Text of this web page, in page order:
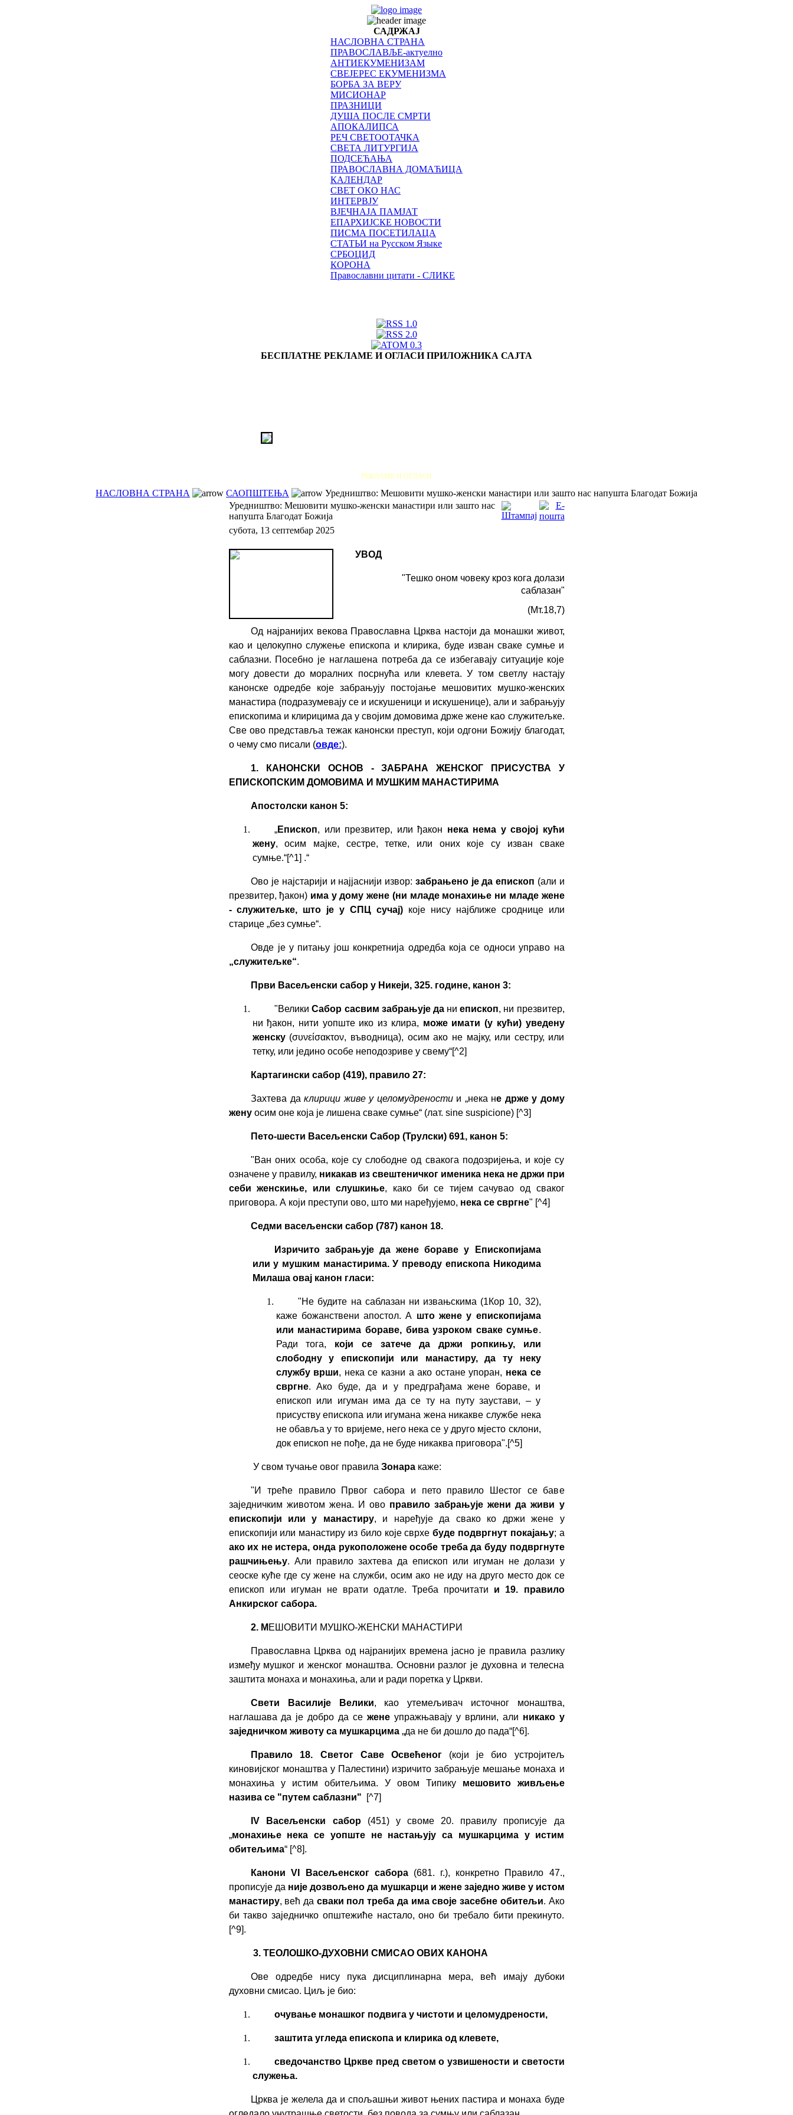
САДРЖАЈ
НАСЛОВНА СТРАНА
ПРАВОСЛАВЉЕ-актуелно
АНТИЕКУМЕНИЗАМ
СВЕЈЕРЕС ЕКУМЕНИЗМА
БОРБА ЗА ВЕРУ
МИСИОНАР
ПРАЗНИЦИ
ДУША ПОСЛЕ СМРТИ
АПОКАЛИПСА
РЕЧ СВЕТООТАЧКА
СВЕТА ЛИТУРГИЈА
ПОДСЕЋАЊА
ПРАВОСЛАВНА ДОМАЋИЦА
КАЛЕНДАР
СВЕТ ОКО НАС
ИНТЕРВЈУ
ВЈЕЧНАЈА ПАМЈАТ
ЕПАРХИЈСКЕ НОВОСТИ
ПИСМА ПОСЕТИЛАЦА
СТАТЬИ на Русском Языке
СРБОЦИД
КОРОНА
Православни цитати - СЛИКЕ
БЕСПЛАТНЕ РЕКЛАМЕ И ОГЛАСИ ПРИЛОЖНИКА САЈТА
РЕКЛАМЕ И ОГЛАСИ
НАСЛОВНА СТРАНА САОПШТЕЊА
Уредништво: Мешовити мушко-женски манастири или зашто нас напушта Благодат Божија
Уредништво: Мешовити мушко-женски манастири или зашто нас
напушта Благодат Божија
субота, 13 септембар 2025
УВОД
"Тешко оном човеку кроз кога долази
саблазан"
(Мт.18,7)
Од најранијих векова Православна Црква настоји да монашки живот,
као и целокупно служење епископа и клирика, буде изван сваке сумње и
саблазни. Посебно је наглашена потреба да се избегавају ситуације које
могу довести до моралних посрнућа или клевета. У том светлу настају
канонске одредбе које забрањују постојање мешовитих мушко-женских
манастира (подразумевају се и искушеници и искушенице), али и забрањују
епископима и клирицима да у својим домовима држе жене као служитељке.
Све ово представља тежак канонски преступ, који одгони Божију благодат,
о чему смо писали (овде:).
1. КАНОНСКИ ОСНОВ - ЗАБРАНА ЖЕНСКОГ ПРИСУСТВА У
ЕПИСКОПСКИМ ДОМОВИМА И МУШКИМ МАНАСТИРИМА
Апостолски канон 5:
„Епископ, или презвитер, или ђакон нека нема у својој кући
жену, осим мајке, сестре, тетке, или оних које су изван сваке
сумње.“[^1] .“
Ово је најстарији и најјаснији извор: забрањено је да епископ (али и
презвитер, ђакон) има у дому жене (ни младе монахиње ни младе жене
- служитељке, што је у СПЦ сучај)које нису најближе сроднице или
старице „без сумње“.
Овде је у питању још конкретнија одредба која се односи управо на
„служитељке“.
Први Васељенски сабор у Никеји, 325. године, канон 3:
"ВеликиСабор сасвим забрањује даниепископ, ни презвитер,
ни ђакон, нити уопште ико из клира, може имати (у кући) уведену
женску(συνείσακτον, въводница), осим ако не мајку, или сестру, или
тетку, или једино особе неподозриве у свему“[^2]
Картагински сабор (419), правило 27:
Захтева даклирици живе у целомудреностии „нека не држе у дому
жену осим оне која је лишена сваке сумње“ (лат. sine suspicione) [^3]
Пето-шести Васељенски Сабор (Трулски) 691, канон 5:
"Ван оних особа, које су слободне од свакога подозријења, и које су
означене у правилу, никакав из свештеничког именика нека не држи при
себи женскиње, или слушкиње, како би се тијем сачувао од сваког
приговора. А који преступи ово, што ми наређујемо, нека се свргне" [^4]
Седми васељенски сабор (787) канон 18.
Изричито забрањује да жене бораве у Епископијама
или у мушким манастирима. У преводу епископа Никодима
Милаша овај канон гласи:
"Не будите на саблазан ни извањскима (1Кор 10, 32),
каже божанствени апостол. А што жене у епископијама
или манастирима бораве, бива узроком сваке сумње.
Ради тога, који се затече да држи ропкињу, или
слободну у епископији или манастиру, да ту неку
службу врши, нека се казни а ако остане упоран, нека се
свргне. Ако буде, да и у предграђама жене бораве, и
епископ или игуман има да се ту на путу заустави, – у
присуству епископа или игумана жена никакве службе нека
не обавља у то вријеме, него нека се у друго мјесто склони,
док епископ не пође, да не буде никаква приговора".[^5]
У свом тучање овог правилаЗонара каже:
"И треће правило Првог сабора и пето правило Шестог се баве
заједничким животом жена. И ово правило забрањује жени да живи у
епископији или у манастиру, и наређује да свако ко држи жене у
епископији или манастиру из било које сврхебуде подвргнут покајању; а
ако их не истера, онда рукоположене особе треба да буду подвргнуте
рашчињењу. Али правило захтева да епископ или игуман не долази у
сеоске куће где су жене на служби, осим ако не иду на друго место док се
епископ или игуман не врати одатле. Треба прочитати и 19. правило
Анкирског сабора.
2. М ЕШОВИТИ МУШКО-ЖЕНСКИ МАНАСТИРИ
Православна Црква од најранијих времена јасно је правила разлику
између мушког и женског монаштва. Основни разлог је духовна и телесна
заштита монаха и монахиња, али и ради поретка у Цркви.
Свети Василије Велики, као утемељивач источног монаштва,
наглашава да је добро да се жене упражњавају у врлини, али никако у
заједничком животу са мушкарцима„да не би дошло до пада“[^6].
Правило 18. Светог Саве Освећеног(који је био устројитељ
киновијског монаштва у Палестини) изричито забрањује мешање монаха и
монахиња у истим обитељима. У овом Типику мешовито живљење
назива се "путем саблазни"
[^7]
IV Васељенски сабор(451) у своме 20. правилу прописује да
„монахиње нека се уопште не настањују са мушкарцима у истим
обитељима“ [^8].
Канони VI Васељенског сабора (681. г.), конкретно Правило 47.,
прописује да није дозвољено да мушкарци и жене заједно живе у истом
манастиру, већ да сваки пол треба да има своје засебне обитељи. Ако
би такво заједничко општежиће настало, оно би требало бити прекинуто.
[^9].
3. ТЕОЛОШКО-ДУХОВНИ СМИСАО ОВИХ КАНОНА
Ове одредбе нису пука дисциплинарна мера, већ имају дубоки
духовни смисао. Циљ је био:
очување монашког подвига у чистоти и целомудрености,
заштита угледа епископа и клирика од клевете,
сведочанство Цркве пред светом о узвишености и светости
служења.
Црква је желела да и спољашњи живот њених пастира и монаха буде